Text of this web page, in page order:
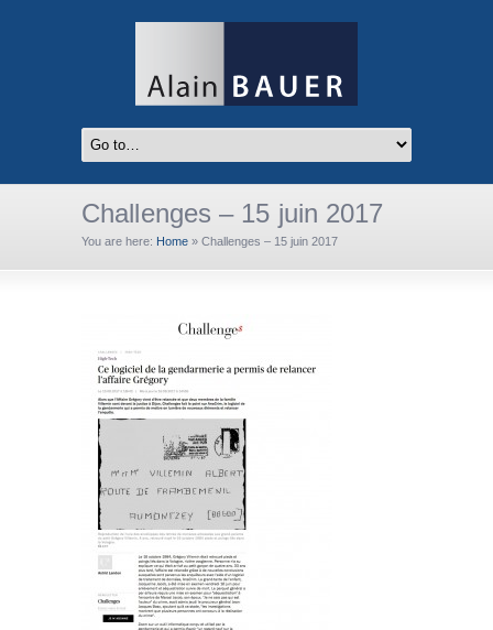
Challenges – 15 juin 2017
You are here: Home » Challenges – 15 juin 2017